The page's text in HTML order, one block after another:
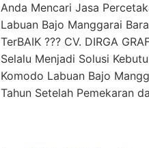
Anda Mencari Jasa
Labuan Bajo Manggarai
TerBAIK ??? CV. DIRGA
Selalu Menjadi Solusi
Komodo Labuan Bajo
Tahun Setelah Pemekaran